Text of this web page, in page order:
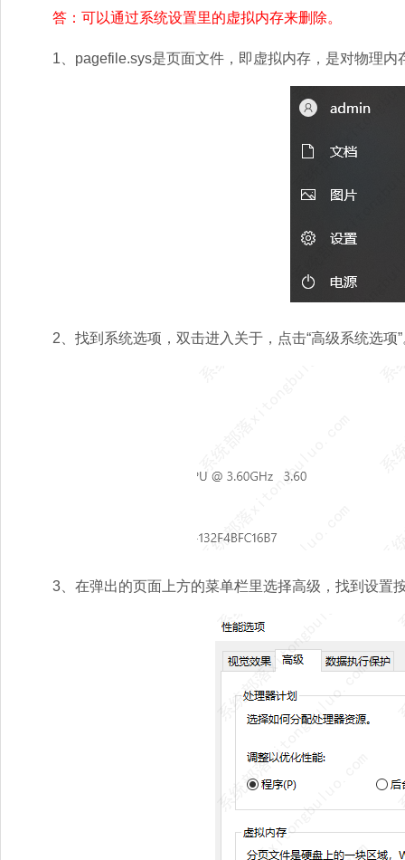
答：可以通过系统设置里的虚拟内存来删除。
1、pagefile.sys是页面文件，即虚拟内存，是对物理内
2、找到系统选项，双击进入关于，点击“高级系统选项”
3、在弹出的页面上方的菜单栏里选择高级，找到设置